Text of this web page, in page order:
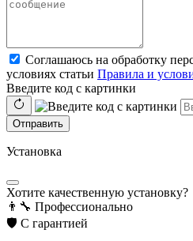
Соглашаюсь на обработку
условиях статьи Правила и
Введите код с картинки
Отправить
Установка
Хотите качественную установку?
👨‍🔧 Профессионально
🛡️ С гарантией